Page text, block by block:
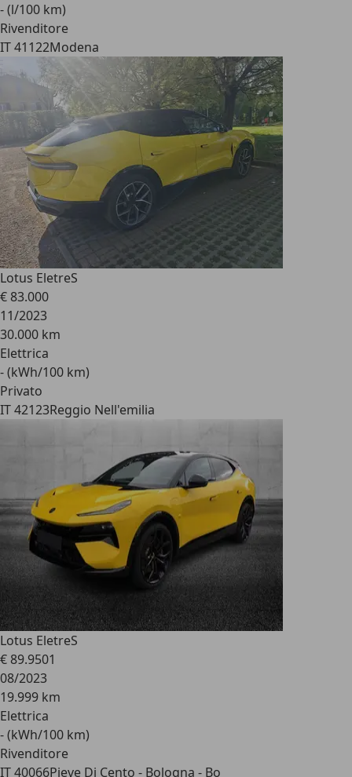
- (l/100 km)
Rivenditore
IT 41122Modena
Lotus EletreS
€ 83.000
11/2023
30.000 km
Elettrica
- (kWh/100 km)
Privato
IT 42123Reggio Nell'emilia
Lotus EletreS
€ 89.9501
08/2023
19.999 km
Elettrica
- (kWh/100 km)
Rivenditore
IT 40066Pieve Di Cento - Bologna - Bo